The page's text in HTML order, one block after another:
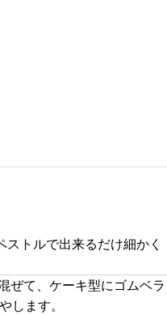
トルで出来るだけ細かく
ぜて、ケーキ型にゴムベラ
します。